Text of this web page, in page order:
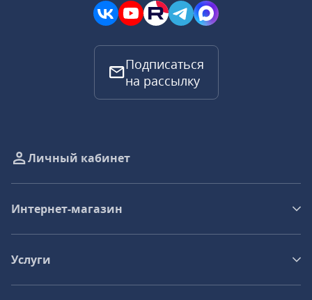
Подписаться
на рассылку
Личный кабинет
Интернет-магазин
Услуги